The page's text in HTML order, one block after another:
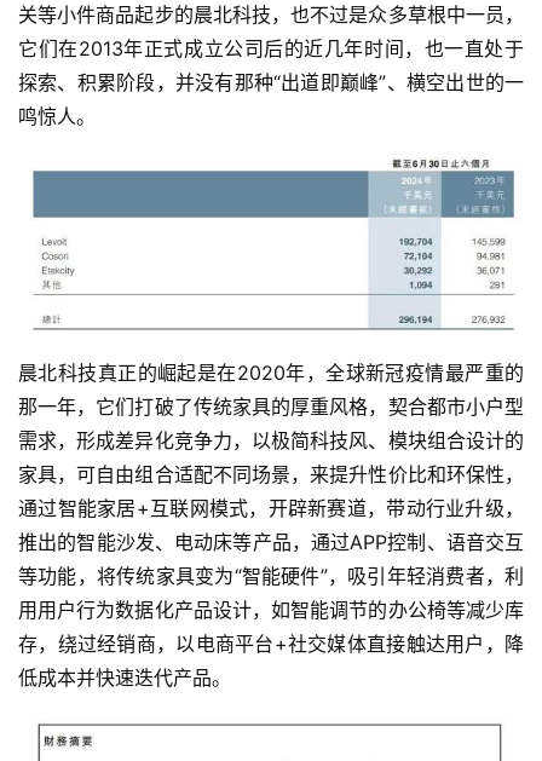
关等小件商品起步的晨北科技，也不过是众多草根中一员，
它们在2013年正式成立公司后的近几年时间，也一直处于
探索、积累阶段，并没有那种“出道即巅峰”、横空出世的一
鸣惊人。
晨北科技真正的崛起是在2020年，全球新冠疫情最严重的
那一年，它们打破了传统家具的厚重风格，契合都市小户型
需求，形成差异化竞争力，以极简科技风、模块组合设计的
家具，可自由组合适配不同场景，来提升性价比和环保性，
通过智能家居+互联网模式，开辟新赛道，带动行业升级，
推出的智能沙发、电动床等产品，通过APP控制、语音交互
等功能，将传统家具变为“智能硬件”，吸引年轻消费者，利
用用户行为数据化产品设计，如智能调节的办公椅等减少库
存，绕过经销商，以电商平台+社交媒体直接触达用户，降
低成本并快速迭代产品。